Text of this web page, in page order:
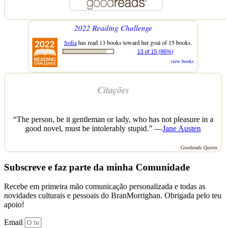
2022 Reading Challenge
Sofiahas read 13 books toward her goal of 15 books.
13 of 15 (86%)
view books
Citações
“The person, be it gentleman or lady, who has not pleasure in a
good novel, must be intolerably stupid.” —Jane Austen
Goodreads Quotes
Subscreve e faz parte da minha Comunidade
Recebe em primeira mão comunicação personalizada e todas as
novidades culturais e pessoais do BranMorrighan. Obrigada pelo teu
apoio!
Email